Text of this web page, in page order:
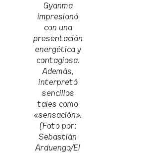
Gyanma
impresionó
con una
presentación
energética y
contagiosa.
Además,
interpretó
sencillos
tales como
«sensación».
(Foto por:
Sebastián
Arduengo/El